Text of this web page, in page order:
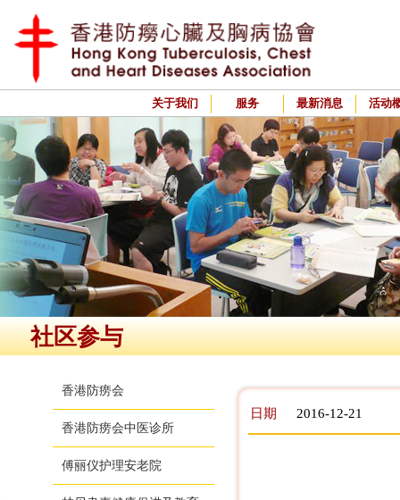
关于我们 服务 最新消息 活动
社区参与
香港防痨会
香港防痨会中医诊所
傅丽仪护理安老院
日期 2016-12-21